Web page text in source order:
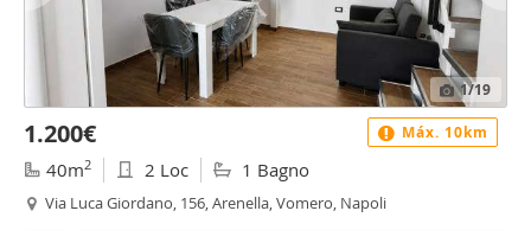
1/19
1.200€
40m2 2 Loc 1 Bagno
Via Luca Giordano, 156, Arenella, Vomero, Napoli
Máx. 10km